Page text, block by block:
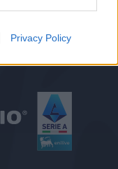
Privacy Policy